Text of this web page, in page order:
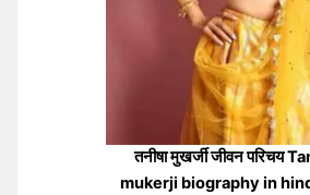
तनीषा मुखर्जी जीवन परिचय
mukerji biography in hindi